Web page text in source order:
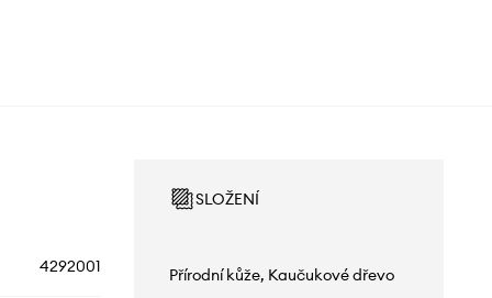
4292001
SLOŽENÍ
Přírodní kůže, Kaučukové dřevo